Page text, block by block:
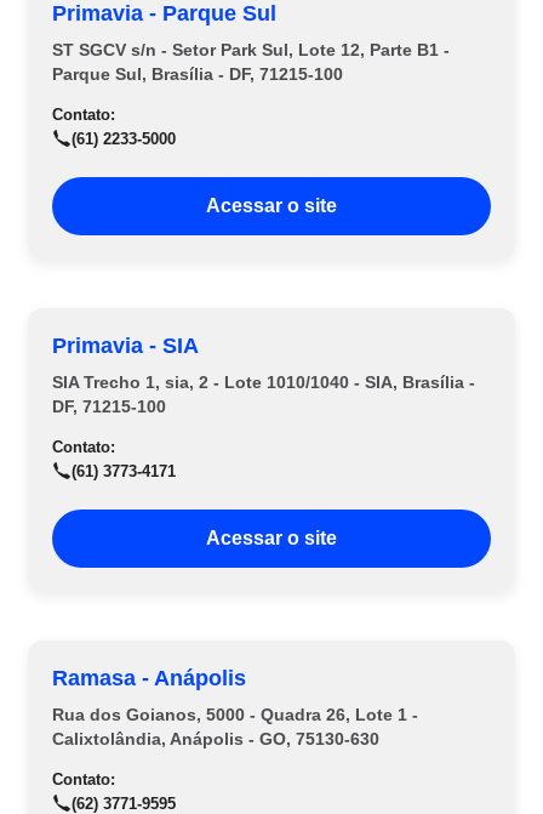
Primavia - Parque Sul
ST SGCV s/n - Setor Park Sul, Lote 12, Parte B1 -
Parque Sul, Brasília - DF, 71215-100
Contato:
(61) 2233-5000
Acessar o site
Primavia - SIA
SIA Trecho 1, sia, 2 - Lote 1010/1040 - SIA, Brasília -
DF, 71215-100
Contato:
(61) 3773-4171
Acessar o site
Ramasa - Anápolis
Rua dos Goianos, 5000 - Quadra 26, Lote 1 -
Calixtolândia, Anápolis - GO, 75130-630
Contato:
(62) 3771-9595